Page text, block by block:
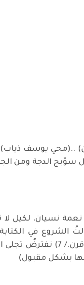
..(محي يوسف
الدجة ومن
نعمة نسيان، لكيل
في الكتابة
المعلومات التي تؤهلني للكتابة، سوى نتفٍ من
بشكل مقبول)